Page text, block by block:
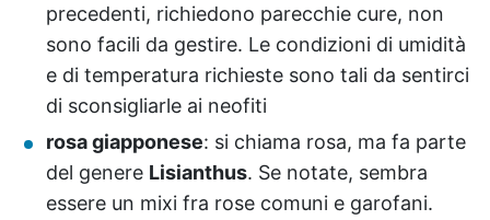
precedenti, richiedono parecchie cure, non
sono facili da gestire. Le condizioni di umidità
e di temperatura richieste sono tali da sentirci
di sconsigliarle ai neofiti
rosa giapponese: si chiama rosa, ma fa parte
del genere Lisianthus. Se notate, sembra
essere un mixi fra rose comuni e garofani.